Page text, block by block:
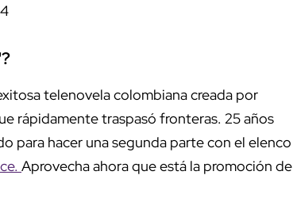
telenovela colombiana creada por
rápidamente traspasó fronteras. 25 años
para hacer una segunda parte con el elenco
Aprovecha ahora que está la promoción de